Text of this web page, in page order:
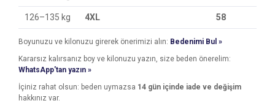
126–135 kg 4XL 58
Boyunuzu ve kilonuzu girerek önerimizi alın: Bedenimi Bul »
Kararsız kalırsanız boy ve kilonuzu yazın, size beden önerelim:
WhatsApp'tan yazın »
İçiniz rahat olsun: beden uymazsa 14 gün içinde iade ve değişim
hakkınız var.